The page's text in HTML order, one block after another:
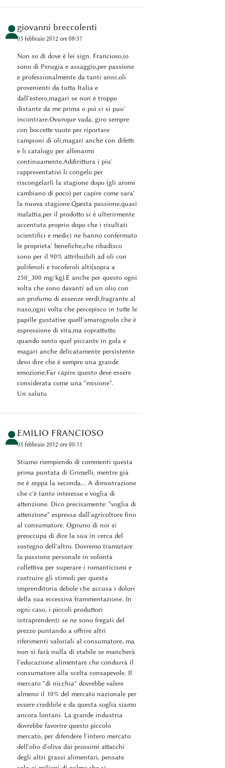
giovanni breccolenti
03 febbraio 2012 ore 08:57
Non so di dove è lei sign. Francioso,io
sono di Perugia e assaggio,per passione
e professionalmente da tanti anni,oli
provenienti da tutta Italia e
dall'estero,magari se non è troppo
distante da me prima o poi ci si puo'
incontrare.Ovunque vada, giro sempre
con boccette vuote per riportare
campioni di oli,magari anche con difetti
e li catalogo per allenarmi
continuamente.Addirittura i piu'
rappresentativi li congelo per
riscongelarli la stagione dopo (gli aromi
cambiano di poco) per capire come sara'
la nuova stagione.Questa passione,quasi
malattia,per il prodotto si è ulterirmente
accentuta proprio dopo che i risultati
scientifici e medici ne hanno confermato
le proprieta' benefiche,che ribadisco
sono per il 90% attribuibili ad oli con
polifenoli e tocoferoli alti(sopra a
250_300 mg/kg).E anche per questo ogni
volta che sono davanti ad un olio con
un profumo di essenze verdi,fragrante al
naso,ogni volta che percepisco in tutte le
papille gustative quell'amarognolo che è
espressione di vita,ma soprattutto
quando sento quel piccante in gola e
magari anche delicatamente persistente
devo dire che è sempre una grande
emozione.Far capire questo deve essere
considerata come una "misione".
Un saluto
EMILIO FRANCIOSO
03 febbraio 2012 ore 00:11
Stiamo riempiendo di commenti questa
prima puntata di Grimelli, mentre già
ne è zeppa la seconda... A dimostrazione
che c'è tanto interesse e voglia di
attenzione. Dico precisamente: "voglia di
attenzione" espressa dall'agricoltore fino
al consumatore. Ognuno di noi si
preoccupa di dire la sua in cerca del
sostegno dell'altro. Dovremo tramutare
la passione personale in volontà
collettiva per superare i romanticismi e
costruire gli stimoli per questa
imprenditoria debole che accusa i dolori
della sua eccessiva frammentazione. In
ogni caso, i piccoli produttori
intraprendenti se ne sono fregati del
prezzo puntando a offrire altri
riferimenti valoriali al consumatore, ma
non si farà nulla di stabile se mancherà
l'educazione alimentare che condurrà il
consumatore alla scelta consapevole. Il
mercato "di nicchia" dovrebbe valere
almeno il 10% del mercato nazionale per
essere credibile e da questa soglia siamo
ancora lontani. La grande industria
dovrebbe favorire questo piccolo
mercato, per difendere l'intero mercato
dell'olio d'oliva dai prossimi attacchi
degli altri grassi alimentari, pensate